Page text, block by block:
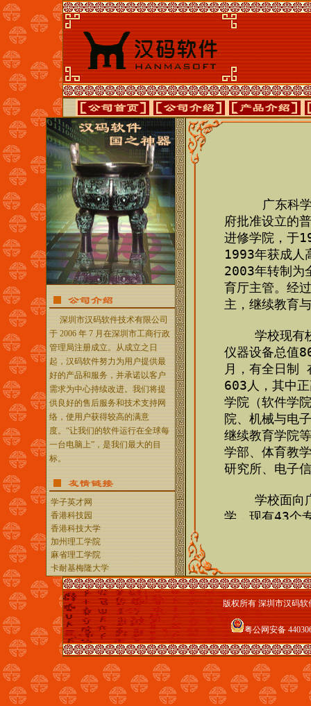
深圳市汉码软件技术有限公司
于 2006 年 7 月在深圳市工商行政
管理局注册成立。从成立之日
起，汉码软件努力为用户提供最
好的产品和服务，并承诺以客户
需求为中心持续改进。我们将提
供良好的售后服务和技术支持网
络，使用户获得较高的满意
度。“让我们的软件运行在全球每
一台电脑上”，是我们最大的目
标。
学子英才网
香港科技园
香港科技大学
加州理工学院
麻省理工学院
卡耐基梅隆大学
版权所有 深圳市汉码软
粤公网安备